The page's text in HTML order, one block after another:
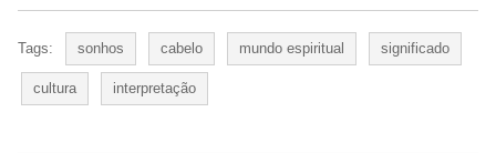
Tags: sonhos cabelo mundo espiritual significado
cultura interpretação